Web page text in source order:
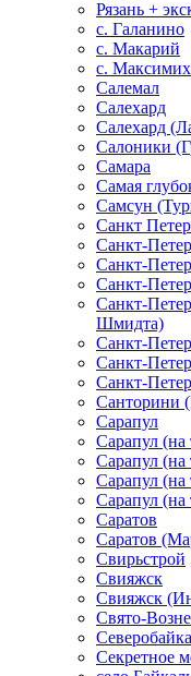
Рязань +
с. Галанино
с. Макарий
с.
Салемал
Салехард
Салехард
Салоники
Самара
Самая
Самсун
Санкт
Санкт-
Санкт-
Санкт-
Санкт-
Шмидта)
Санкт-
Санкт-
Санкт-
Санторини
Сарапул
Сарапул
Сарапул
Сарапул
Сарапул
Саратов
Саратов
Свирьстрой
Свияжск
Свияжск
Свято-
Секретное